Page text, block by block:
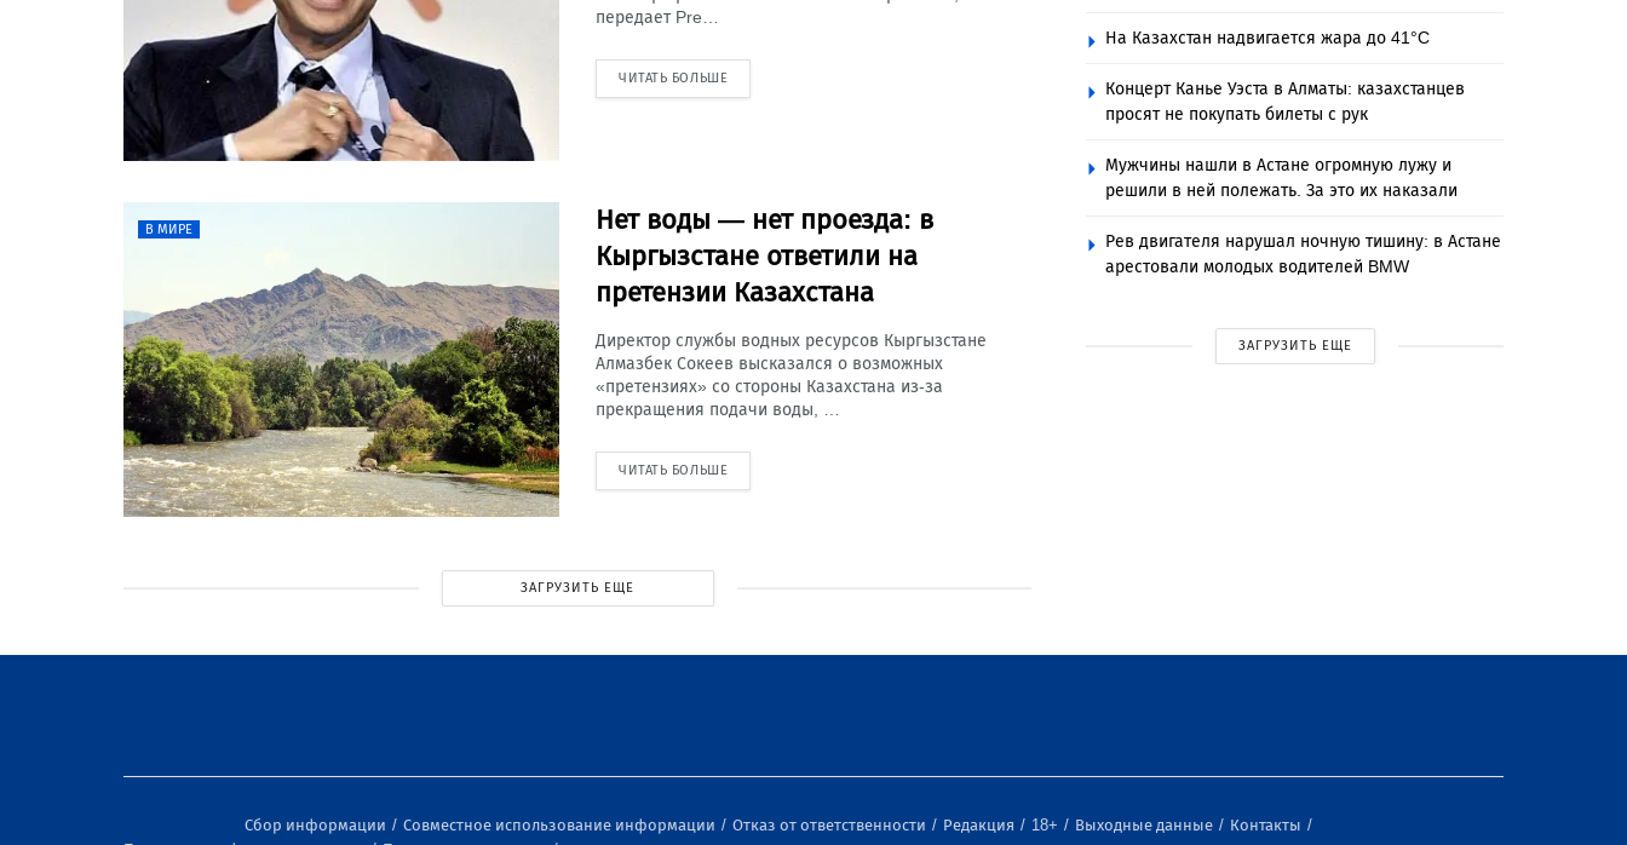
передает Pre…
ЧИТАТЬ БОЛЬШЕ
В МИРЕ
Нет воды — нет проезда: в
Кыргызстане ответили на
претензии Казахстана
Директор службы водных ресурсов Кыргызстане
Алмазбек Сокеев высказался о возможных
«претензиях» со стороны Казахстана из-за
прекращения подачи воды, …
ЧИТАТЬ БОЛЬШЕ
ЗАГРУЗИТЬ ЕЩЕ
На Казахстан надвигается жара до 41°C
Концерт Канье Уэста в Алматы: казахстанцев
просят не покупать билеты с рук
Мужчины нашли в Астане огромную лужу и
решили в ней полежать. За это их наказали
Рев двигателя нарушал ночную тишину: в Астане
арестовали молодых водителей BMW
ЗАГРУЗИТЬ ЕЩЕ
Сбор информации Совместное использование информации Отказ от ответственности Редакция 18+ Выходные данные
Контакты